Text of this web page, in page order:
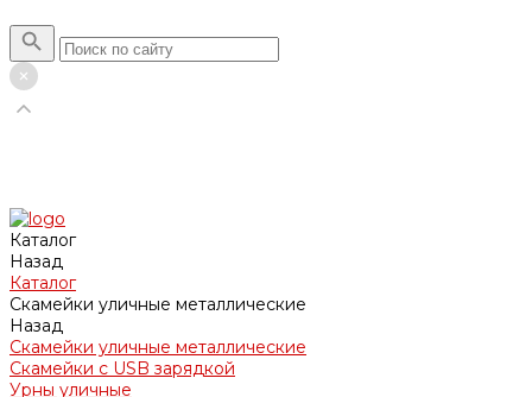
Каталог
Назад
Каталог
Скамейки уличные металлические
Назад
Скамейки уличные металлические
Скамейки с USB зарядкой
Урны уличные